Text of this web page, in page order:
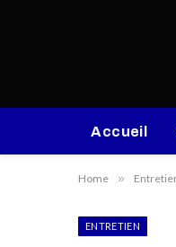
Accueil
Home »
ENTRETIEN